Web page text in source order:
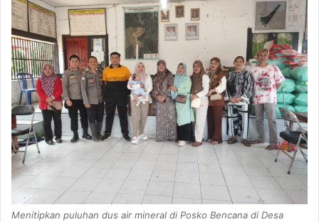
Menitipkan puluhan dus air mineral di Posko Bencana di Desa